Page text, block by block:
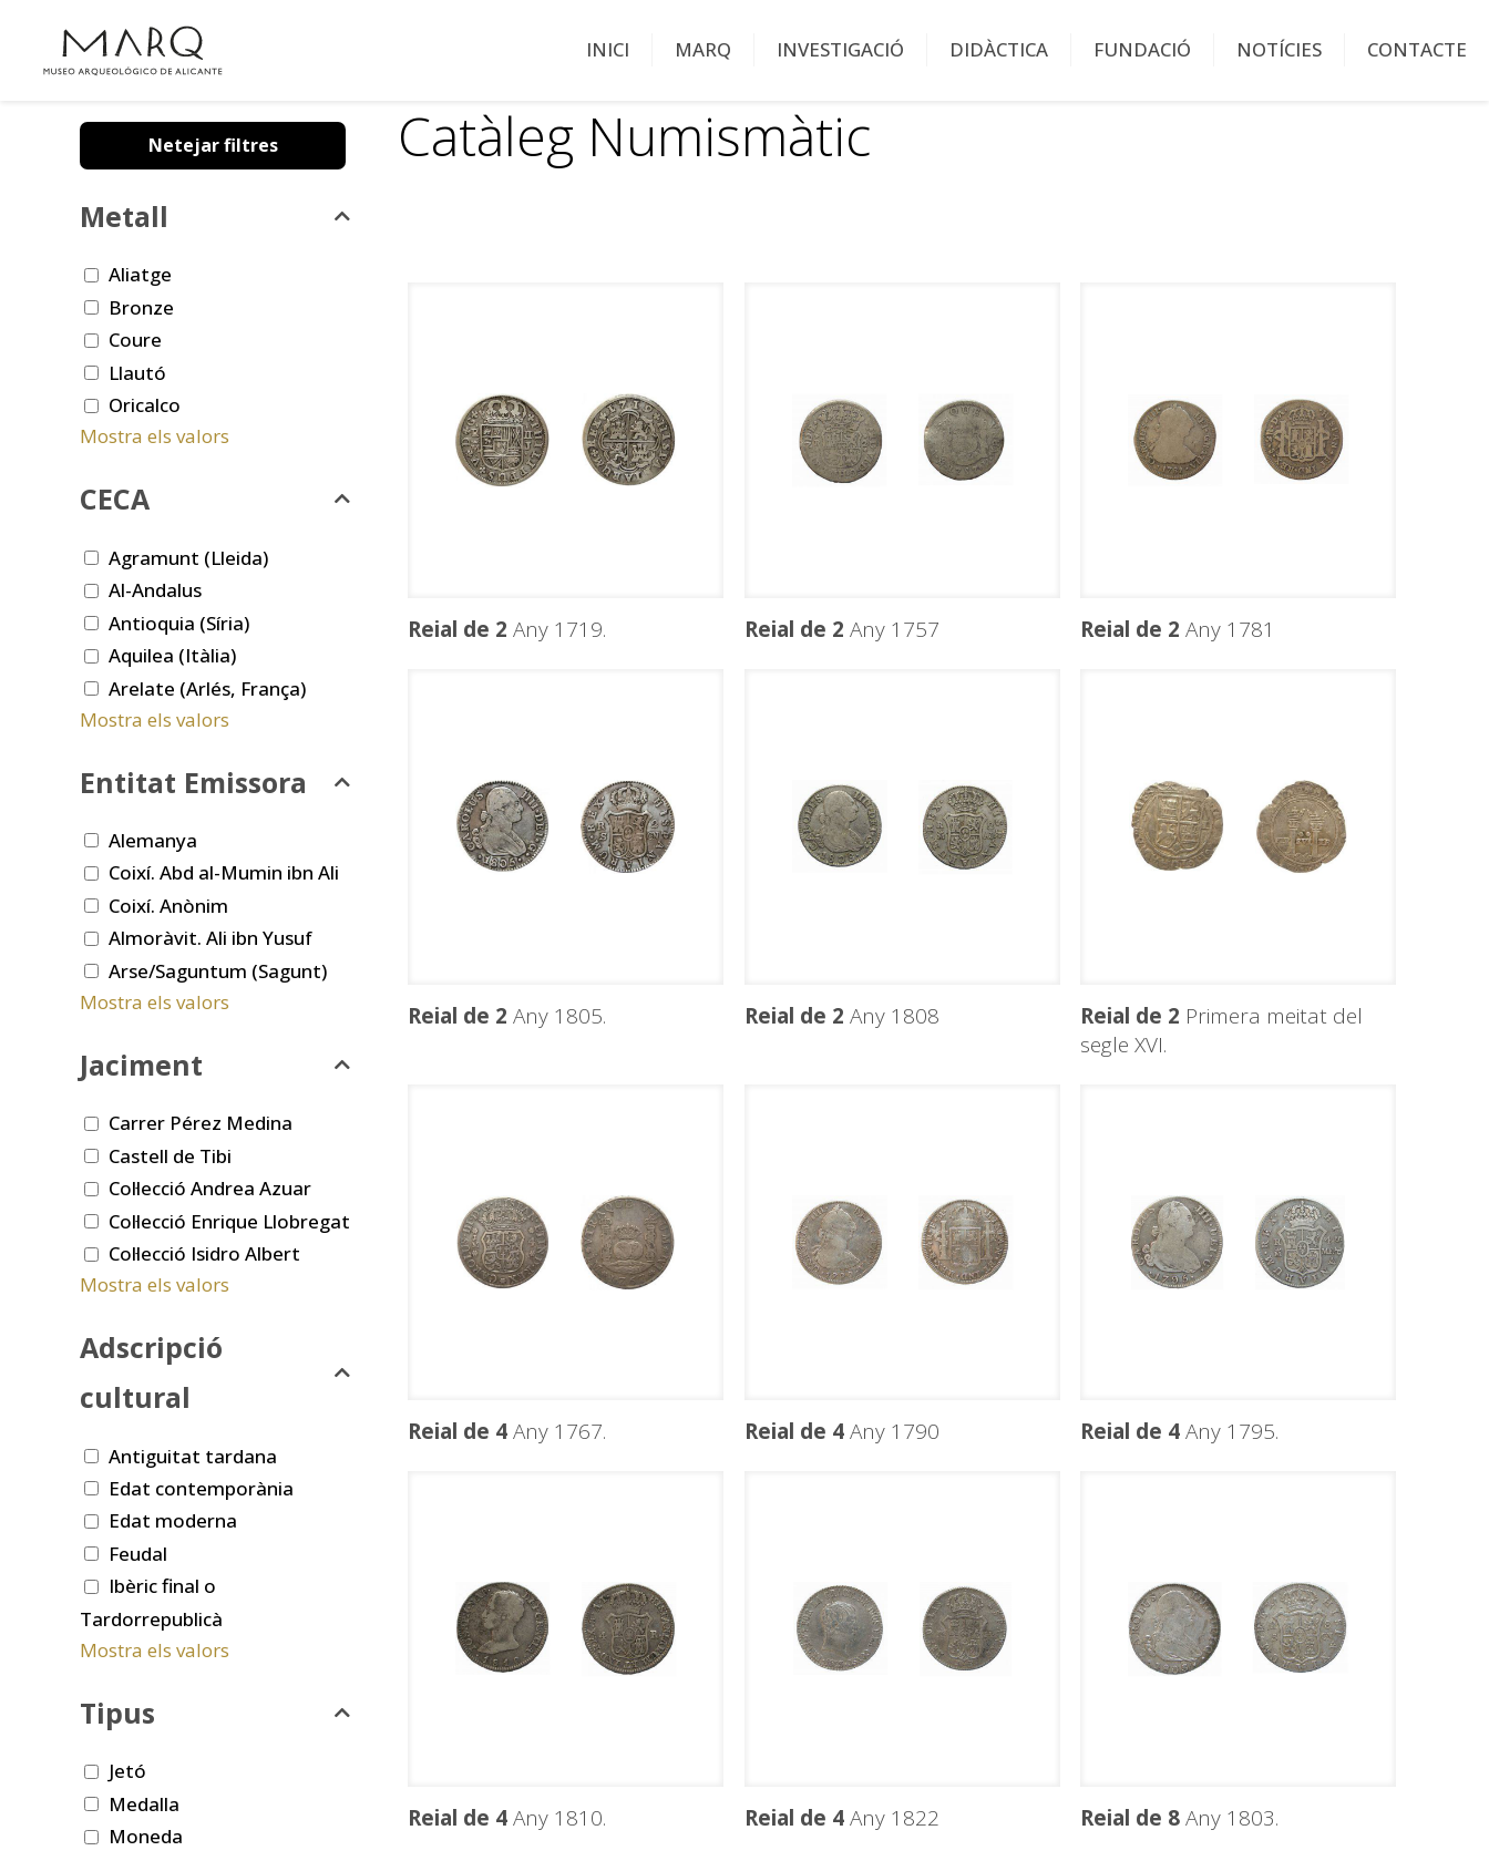
INICI MARQ INVESTIGACIÓ DIDÀCTICA FUNDACIÓ NOTÍCIES CONTACTE
Catàleg Numismàtic
Reial de 2 Any 1719. Reial de 2 Any 1757 Reial de 2 Any 1781
Reial de 2 Any 1805. Reial de 2 Any 1808 Reial de 2 Primera meitat del
segle XVI.
Reial de 4Any 1767. Reial de 4Any 1790 Reial de 4Any 1795.
Reial de 4Any 1810. Reial de 4Any 1822 Reial de 8Any 1803.
Netejar filtres
Metall
Aliatge
Bronze
Coure
Llautó
Oricalco
Mostra els valors
CECA
Agramunt (Lleida)
Al-Andalus
Antioquia (Síria)
Aquilea (Itàlia)
Arelate (Arlés, França)
Mostra els valors
Entitat Emissora
Alemanya
Coixí. Abd al-Mumin ibn Ali
Coixí. Anònim
Almoràvit. Ali ibn Yusuf
Arse/Saguntum (Sagunt)
Mostra els valors
Jaciment
Carrer Pérez Medina
Castell de Tibi
Col·lecció Andrea Azuar
Col·lecció Enrique Llobregat
Col·lecció Isidro Albert
Mostra els valors
Adscripció
cultural
Antiguitat tardana
Edat contemporània
Edat moderna
Feudal
Ibèric final o
Tardorrepublicà
Mostra els valors
Tipus
Jetó
Medalla
Moneda